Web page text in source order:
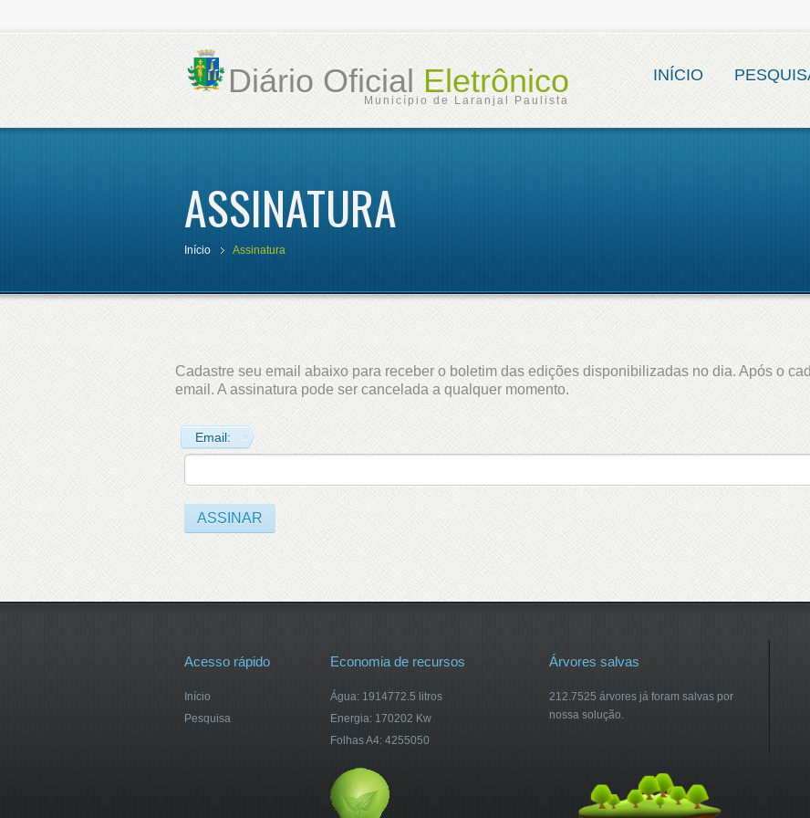
Diário OficialEletrônico
Município de Laranjal Paulista
INÍCIO
ASSINATURA
Início Assinatura
Cadastre seu email abaixo para receber o boletim das edições disponibilizadas no dia. Após o
email. A assinatura pode ser cancelada a qualquer momento.
Email:
Acesso rápido
Início
Pesquisa
Economia de recursos
Água: 1914772.5 litros
Energia: 170202 Kw
Folhas A4: 4255050
Árvores salvas
212.7525 árvores já foram salvas por
nossa solução.